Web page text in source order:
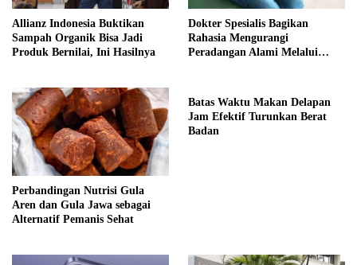
Allianz Indonesia Buktikan
Sampah Organik Bisa Jadi
Produk Bernilai, Ini Hasilnya
Dokter Spesialis Bagikan
Rahasia Mengurangi
Peradangan Alami Melalui
Perbandingan Nutrisi Gula
Aren dan Gula Jawa sebagai
Alternatif Pemanis Sehat
Batas Waktu Makan Delapan
Jam Efektif Turunkan Berat
Badan